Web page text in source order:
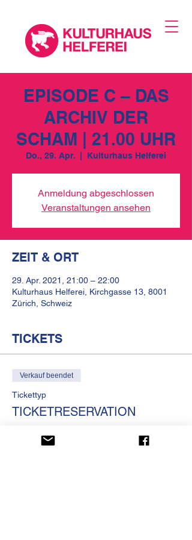
EPISODE C – DAS
ARCHIV DER
SCHAM | 21.00 UHR
Do., 29. Apr. Kulturhaus Helferei
Anmeldung abgeschlossen
Veranstaltungen ansehen
ZEIT & ORT
29. Apr. 2021, 21:00 – 22:00
Kulturhaus Helferei, Kirchgasse 13, 8001
Zürich, Schweiz
TICKETS
Verkauf beendet
Tickettyp
TICKETRESERVATION